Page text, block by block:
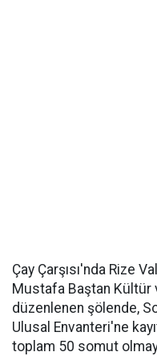
Çay Çarşısı'nda Rize
Mustafa Baştan Kültür
düzenlenen şölende,
Ulusal Envanteri'ne
toplam 50 somut